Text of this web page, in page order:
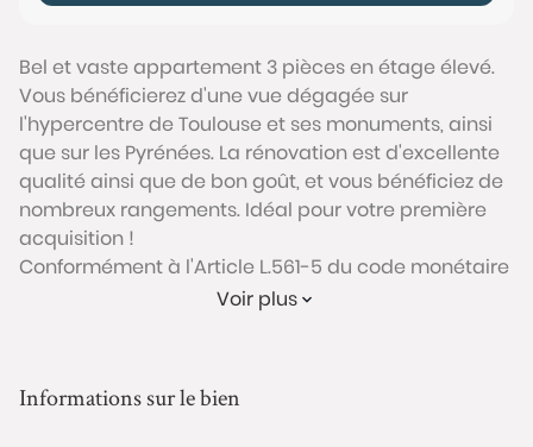
Bel et vaste appartement 3 pièces en étage élevé.
Vous bénéficierez d'une vue dégagée sur
l'hypercentre de Toulouse et ses monuments, ainsi
que sur les Pyrénées. La rénovation est d'excellente
qualité ainsi que de bon goût, et vous bénéficiez de
nombreux rangements. Idéal pour votre première
acquisition !
Conformément à l'Article L.561-5 du code monétaire
et financier, veuillez noter qu'une pièce d'identité
Les informations sur les risques auxquels ce bien est
Voir plus
Informations sur le bien